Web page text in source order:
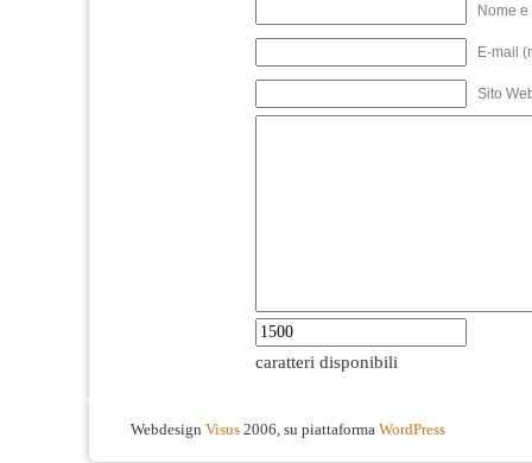
Nome
E-mail
Sito
caratteri disponibili
Webdesign Visus 2006, su piattaforma WordPress